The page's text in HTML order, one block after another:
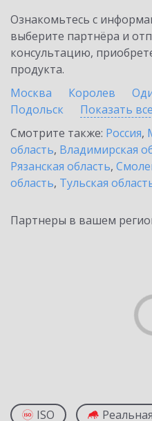
Ознакомьтесь с
выберите партнёра и
консультацию,
продукта.
Москва
Королев
Подольск
Показать
Смотрите также: Россия,
область, Владимирская
Рязанская область,
область, Тульская
Партнеры в вашем
ISO